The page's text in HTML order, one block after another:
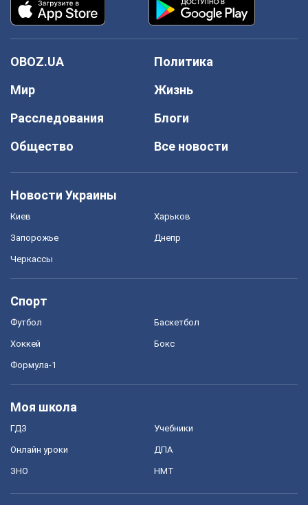
OBOZ.UA
Политика
Мир
Жизнь
Расследования
Блоги
Общество
Все новости
Новости Украины
Киев Харьков
Запорожье Днепр
Черкассы
Спорт
Футбол Баскетбол
Хоккей Бокс
Формула-1
Моя школа
ГДЗ Учебники
Онлайн уроки ДПА
ЗНО НМТ